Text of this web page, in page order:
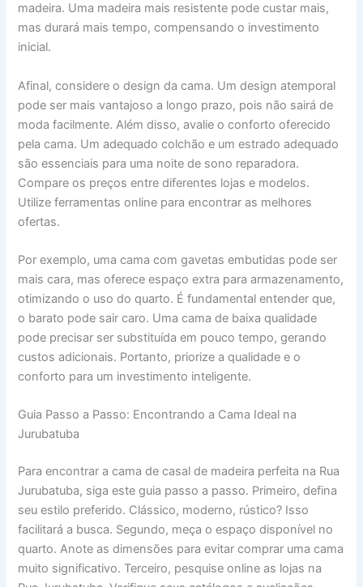
madeira. Uma madeira mais resistente pode custar mais,
mas durará mais tempo, compensando o investimento
inicial.
Afinal, considere o design da cama. Um design atemporal
pode ser mais vantajoso a longo prazo, pois não sairá de
moda facilmente. Além disso, avalie o conforto oferecido
pela cama. Um adequado colchão e um estrado adequado
são essenciais para uma noite de sono reparadora.
Compare os preços entre diferentes lojas e modelos.
Utilize ferramentas online para encontrar as melhores
ofertas.
Por exemplo, uma cama com gavetas embutidas pode ser
mais cara, mas oferece espaço extra para armazenamento,
otimizando o uso do quarto. É fundamental entender que,
o barato pode sair caro. Uma cama de baixa qualidade
pode precisar ser substituída em pouco tempo, gerando
custos adicionais. Portanto, priorize a qualidade e o
conforto para um investimento inteligente.
Guia Passo a Passo: Encontrando a Cama Ideal na
Jurubatuba
Para encontrar a cama de casal de madeira perfeita na Rua
Jurubatuba, siga este guia passo a passo. Primeiro, defina
seu estilo preferido. Clássico, moderno, rústico? Isso
facilitará a busca. Segundo, meça o espaço disponível no
quarto. Anote as dimensões para evitar comprar uma cama
muito significativo. Terceiro, pesquise online as lojas na